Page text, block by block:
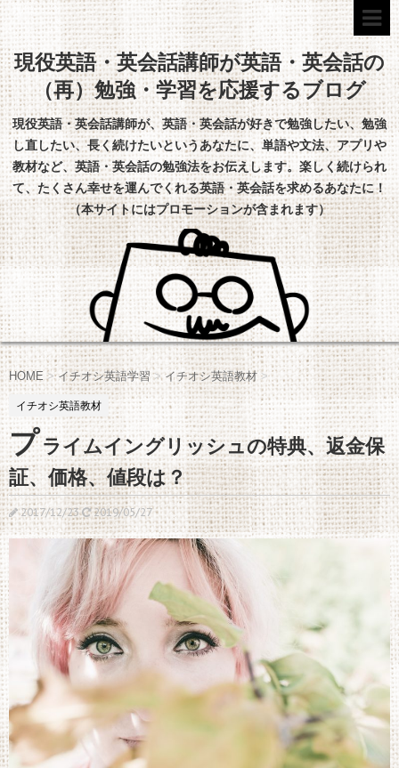
現役英語・英会話講師が英語・英会話の
（再）勉強・学習を応援するブログ
現役英語・英会話講師が、英語・英会話が好きで勉強したい、勉強
し直したい、長く続けたいというあなたに、単語や文法、アプリや
教材など、英語・英会話の勉強法をお伝えします。楽しく続けられ
て、たくさん幸せを運んでくれる英語・英会話を求めるあなたに！
（本サイトにはプロモーションが含まれます）
HOME >イチオシ英語学習 >イチオシ英語教材 >
イチオシ英語教材
プ ライムイングリッシュの特典、返金保
証、価格、値段は？
2017/12/23 2019/05/27